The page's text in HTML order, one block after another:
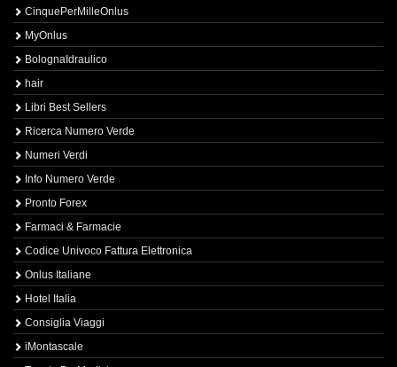
CinquePerMilleOnlus
MyOnlus
BolognaIdraulico
hair
Libri Best Sellers
Ricerca Numero Verde
Numeri Verdi
Info Numero Verde
Pronto Forex
Farmaci & Farmacie
Codice Univoco Fattura Elettronica
Onlus Italiane
Hotel Italia
Consiglia Viaggi
iMontascale